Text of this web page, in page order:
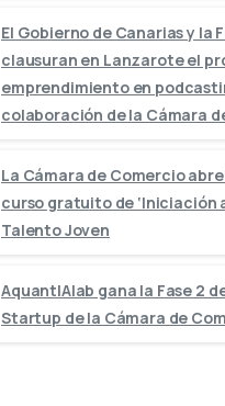
El Gobierno de Canarias y la
clausuran en Lanzarote el
emprendimiento en
colaboración de la Cámara
La Cámara de Comercio
curso gratuito de ‘Iniciación
Talento Joven
AquantIAlab gana la Fase 2
Startup de la Cámara de